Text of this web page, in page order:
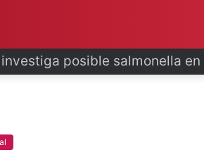
la última ruta de Kimberly